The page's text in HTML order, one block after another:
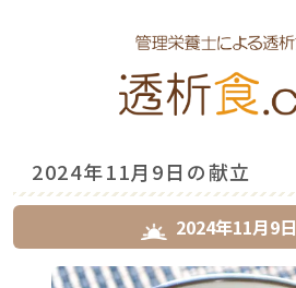
2024年11月9日の献立
2024年11月9日